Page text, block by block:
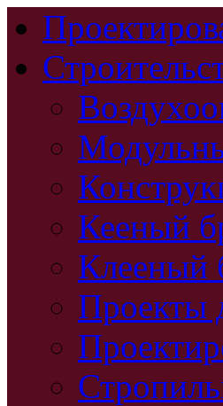
Кееный
Клееный
Проекты